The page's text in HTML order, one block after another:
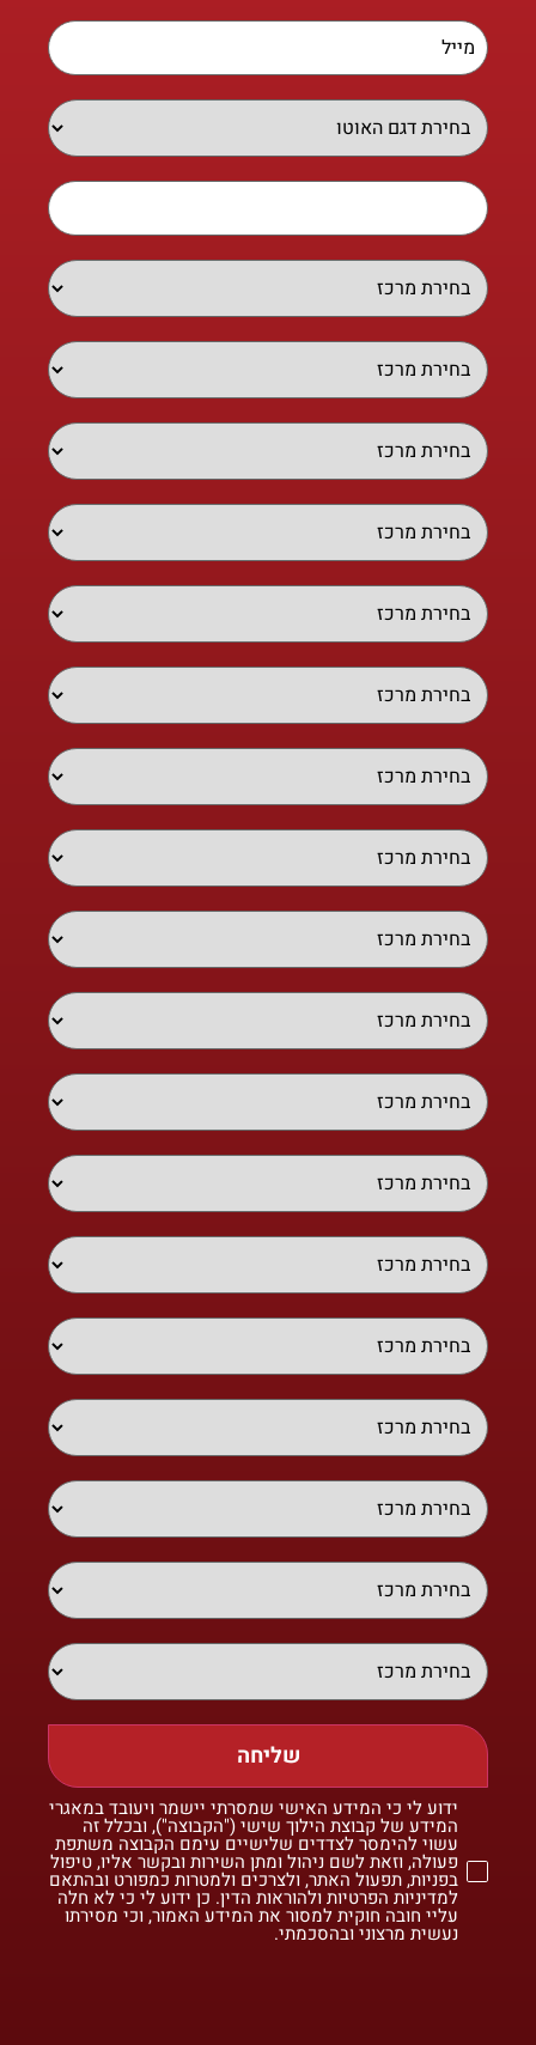
שליחה
ידוע לי כי המידע האישי שמסרתי יישמר ויעובד במאגרי
המידע של קבוצת הילוך שישי ("הקבוצה"), ובכלל זה
עשוי להימסר לצדדים שלישיים עימם הקבוצה משתפת
פעולה, וזאת לשם ניהול ומתן השירות ובקשר אליו, טיפול
בפניות, תפעול האתר, ולצרכים ולמטרות כמפורט ובהתאם
למדיניות הפרטיות ולהוראות הדין. כן ידוע לי כי לא חלה
עליי חובה חוקית למסור את המידע האמור, וכי מסירתו
נעשית מרצוני ובהסכמתי.